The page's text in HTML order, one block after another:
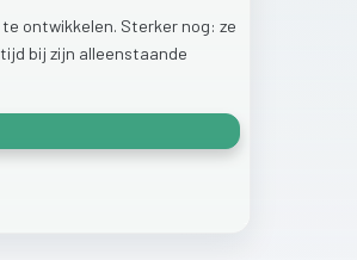
te ontwikkelen. Sterker nog: ze
tijd bij zijn alleenstaande